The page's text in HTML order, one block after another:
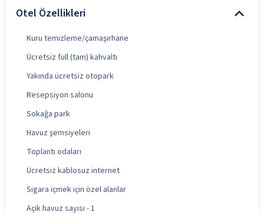
Otel Özellikleri
Kuru temizleme/çamaşırhane
Ücretsiz full (tam) kahvaltı
Yakında ücretsiz otopark
Resepsiyon salonu
Sokağa park
Havuz şemsiyeleri
Toplantı odaları
Ücretsiz kablosuz internet
Sigara içmek için özel alanlar
Açık havuz sayısı - 1